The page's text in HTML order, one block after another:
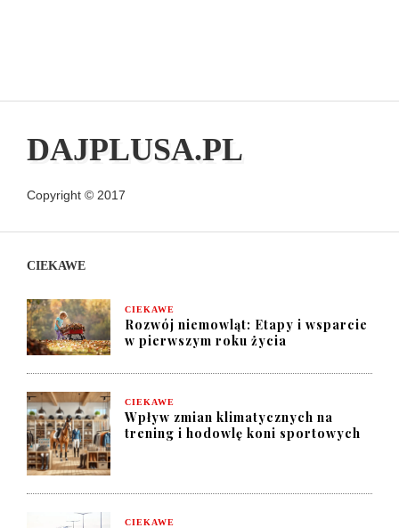
DAJPLUSA.PL
Copyright © 2017
CIEKAWE
CIEKAWE
Rozwój niemowląt: Etapy i wsparcie
w pierwszym roku życia
CIEKAWE
Wpływ zmian klimatycznych na
trening i hodowlę koni sportowych
CIEKAWE